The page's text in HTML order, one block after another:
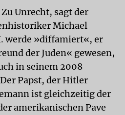
Zu Unrecht, sagt der
Michael
werde »diffamiert«, er
der Juden« gewesen,
in seinem 2008
Papst, der Hitler
ist gleichzeitig der
amerikanischen Pave